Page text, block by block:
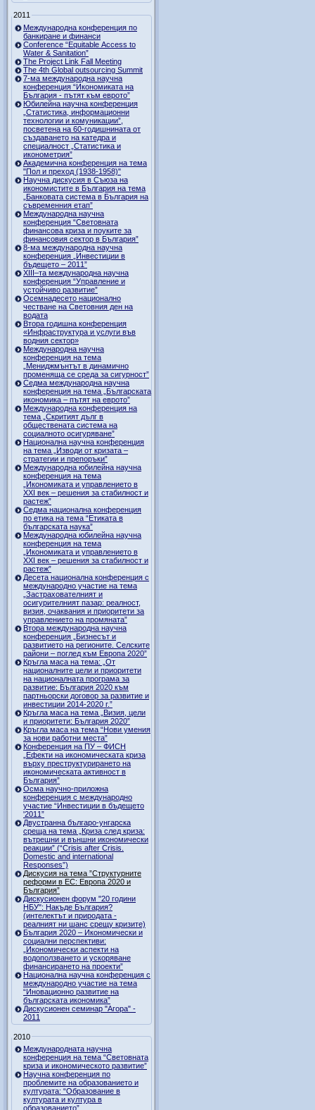
2011
Международна конференция по
банкиране и финанси
Conference “Equitable Access to
Water & Sanitation”
The Project Link Fall Meeting
The 4th Global outsourcing Summit
7-ма международна научна
конференция “Икономиката на
България - пътят към еврото”
Юбилейна научна конференция
„Статистика, информационни
технологии и комуникации”,
посветена на 60-годишнината от
създаването на катедра и
специалност „Статистика и
иконометрия”
Академична конференция на тема
"Пол и преход (1938-1958)"
Научна дискусия в Съюза на
икономистите в България на тема
„Банковата система в България на
съвременния етап”
Международна научна
конференция “Световната
финансова криза и поуките за
финансовия сектор в България”
8-ма международна научна
конференция „Инвестиции в
бъдещето – 2011”
ХІІІ–та международна научна
конференция “Управление и
устойчиво развитие”
Осемнадесето национално
честване на Световния ден на
водата
Втора годишна конференция
«Инфраструктура и услуги във
водния сектор»
Международна научна
конференция на тема
„Мениджмънтът в динамично
променяща се среда за сигурност”
Седма международна научна
конференция на тема „Българската
икономика – пътят на еврото”
Международна конференция на
тема „Скритият дълг в
обществената система на
социалното осигуряване”
Национална научна конференция
на тема „Изводи от кризата –
стратегии и препоръки”
Международна юбилейна научна
конференция на тема
„Икономиката и управлението в
ХХI век – решения за стабилност и
растеж”
Седма национална конференция
по етика на тема “Етиката в
българската наука”
Международна юбилейна научна
конференция на тема
„Икономиката и управлението в
ХХI век – решения за стабилност и
растеж”
Десета национална конференция с
международно участие на тема
„Застрахователният и
осигурителният пазар: реалност,
визия, очаквания и приоритети за
управлението на промяната”
Втора международна научна
конференция „Бизнесът и
развитието на регионите. Селските
райони – поглед към Европа 2020”
Кръгла маса на тема: „От
националните цели и приоритети
на националната програма за
развитие: България 2020 към
партньорски договор за развитие и
инвестиции 2014-2020 г.”
Кръгла маса на тема „Визия, цели
и приоритети: България 2020”
Кръгла маса на тема “Нови умения
за нови работни места”
Конференция на ПУ – ФИСН
„Ефекти на икономическата криза
върху преструктурирането на
икономическата активност в
България”
Осма научно-приложна
конференция с международно
участие “Инвестиции в бъдещето
'2011”
Двустранна българо-унгарска
среща на тема „Криза след криза:
вътрешни и външни икономически
реакции” (“Crisis after Crisis.
Domestic and international
Responses”)
Дискусия на тема ”Структурните
реформи в ЕС: Европа 2020 и
България”
Дискусионен форум "20 години
НБУ": Накъде България?
(интелектът и природата -
реалният ни шанс срещу кризите)
България 2020 – Икономически и
социални перспективи:
„Икономически аспекти на
водоползването и ускоряване
финансирането на проекти”
Национална научна конференция с
международно участие на тема
“Иновационно развитие на
българската икономика”
Дискусионен семинар "Агора" -
2011
2010
Международната научна
конференция на тема “Световната
криза и икономическото развитие”
Научна конференция по
проблемите на образованието и
културата: “Образование в
културата и култура в
образованието”